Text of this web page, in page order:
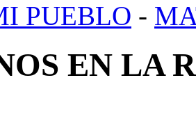
PUEBLO -
EN LA